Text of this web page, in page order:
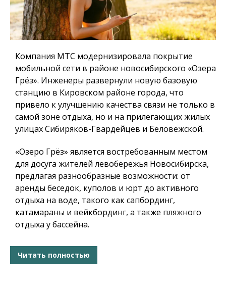
Компания МТС модернизировала покрытие
мобильной сети в районе новосибирского «Озера
Грёз». Инженеры развернули новую базовую
станцию в Кировском районе города, что
привело к улучшению качества связи не только в
самой зоне отдыха, но и на прилегающих жилых
улицах Сибиряков-Гвардейцев и Беловежской.
«Озеро Грёз» является востребованным местом
для досуга жителей левобережья Новосибирска,
предлагая разнообразные возможности: от
аренды беседок, куполов и юрт до активного
отдыха на воде, такого как сапбординг,
катамараны и вейкбординг, а также пляжного
отдыха у бассейна.
Читать полностью